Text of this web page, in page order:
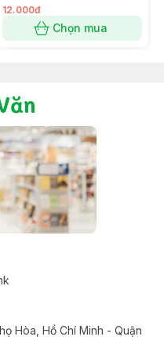
12.000đ
Chọn mua
Hòa, Hồ Chí Minh - Quận